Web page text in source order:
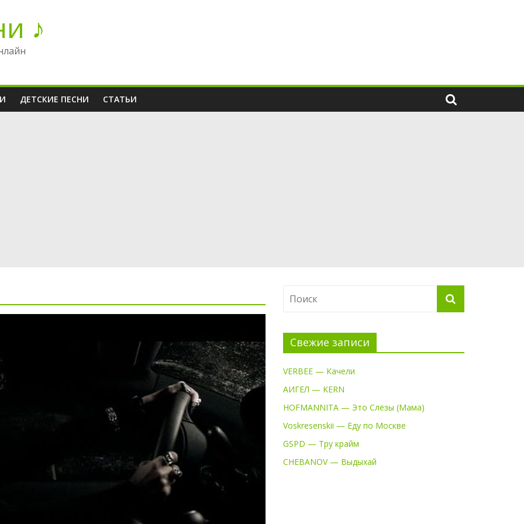
♪
ДЕТСКИЕ ПЕСНИ СТАТЬИ
Свежие записи
VERBEE — Качели
АИГЕЛ — KERN
HOFMANNITA — Это Слёзы (Мама)
Voskresenskii — Еду по Москве
GSPD — Тру крайм
CHEBANOV — Выдыхай